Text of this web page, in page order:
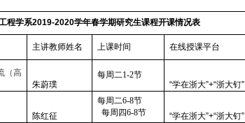
程学系2019-2020学年春学期研究生课程开课情况表
主讲教师姓名 上课时间 在线授课平台
（高
朱蔚璞
每周二1-2节
“学在浙大”+“浙大钉”
陈红征
每周二6-8节
每周四6-8节
“学在浙大”+“浙大钉”